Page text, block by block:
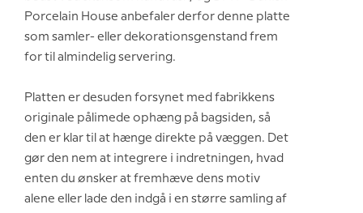
Porcelain House anbefaler derfor denne platte
som samler- eller dekorationsgenstand frem
for til almindelig servering.
Platten er desuden forsynet med fabrikkens
originale pålimede ophæng på bagsiden, så
den er klar til at hænge direkte på væggen. Det
gør den nem at integrere i indretningen, hvad
enten du ønsker at fremhæve dens motiv
alene eller lade den indgå i en større samling af